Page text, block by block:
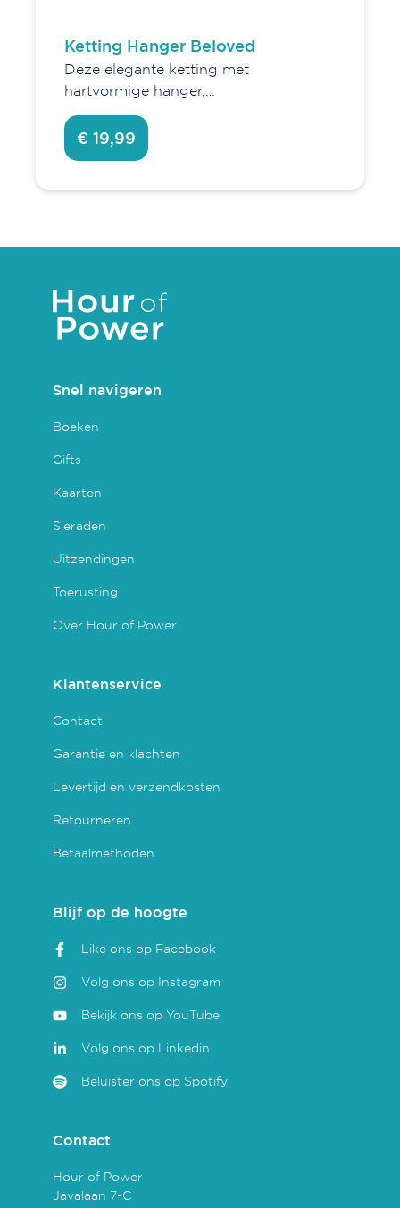
Ketting Hanger Beloved
Deze elegante ketting met
hartvormige hanger,…
€ 19,99
Snel navigeren
Boeken
Gifts
Kaarten
Sieraden
Uitzendingen
Toerusting
Over Hour of Power
Klantenservice
Contact
Garantie en klachten
Levertijd en verzendkosten
Retourneren
Betaalmethoden
Blijf op de hoogte
Like ons op Facebook
Volg ons op Instagram
Bekijk ons op YouTube
Volg ons op Linkedin
Beluister ons op Spotify
Contact
Hour of Power
Javalaan 7-C